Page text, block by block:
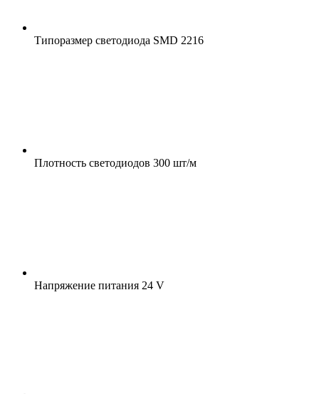
Типоразмер светодиода SMD 2216
Плотность светодиодов 300 шт/м
Напряжение питания 24 V